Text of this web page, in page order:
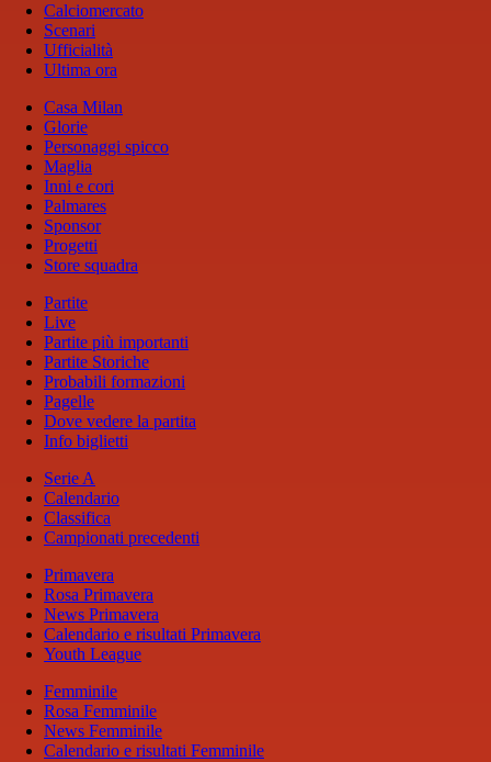
Calciomercato
Scenari
Ufficialità
Ultima ora
Casa Milan
Glorie
Personaggi spicco
Maglia
Inni e cori
Palmares
Sponsor
Progetti
Store squadra
Partite
Live
Partite più importanti
Partite Storiche
Probabili formazioni
Pagelle
Dove vedere la partita
Info biglietti
Serie A
Calendario
Classifica
Campionati precedenti
Primavera
Rosa Primavera
News Primavera
Calendario e risultati Primavera
Youth League
Femminile
Rosa Femminile
News Femminile
Calendario e risultati Femminile